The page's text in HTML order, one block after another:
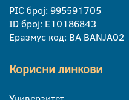
PIC број: 995591705
ID број: E10186843
Еразмус код: BA BANJA02
Корисни линкови